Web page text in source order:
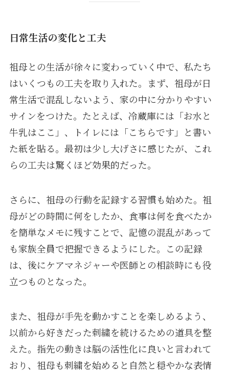
日常生活の変化と工夫
祖母との生活が徐々に変わっていく中で、私たち
はいくつもの工夫を取り入れた。まず、祖母が日
常生活で混乱しないよう、家の中に分かりやすい
サインをつけた。たとえば、冷蔵庫には「お水と
牛乳はここ」、トイレには「こちらです」と書い
た紙を貼る。最初は少し大げさに感じたが、これ
らの工夫は驚くほど効果的だった。
さらに、祖母の行動を記録する習慣も始めた。祖
母がどの時間に何をしたか、食事は何を食べたか
を簡単なメモに残すことで、記憶の混乱があって
も家族全員で把握できるようにした。この記録
は、後にケアマネジャーや医師との相談時にも役
立つものとなった。
また、祖母が手先を動かすことを楽しめるよう、
以前から好きだった刺繍を続けるための道具を整
えた。指先の動きは脳の活性化に良いと言われて
おり、祖母も刺繍を始めると自然と穏やかな表情